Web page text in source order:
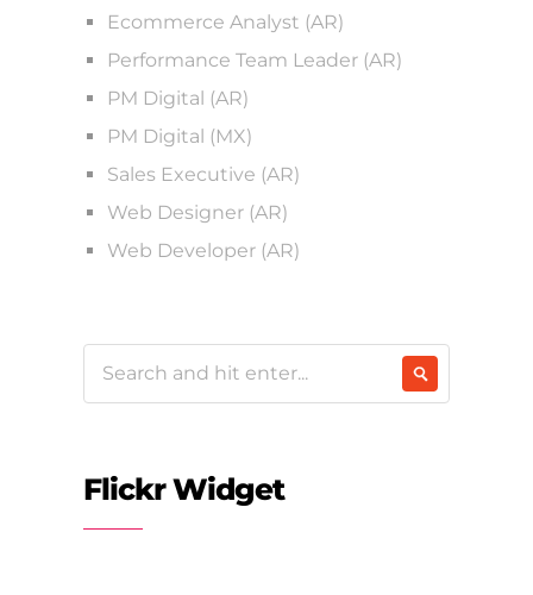
Ecommerce Analyst (AR)
Performance Team Leader (AR)
PM Digital (AR)
PM Digital (MX)
Sales Executive (AR)
Web Designer (AR)
Web Developer (AR)
Flickr Widget